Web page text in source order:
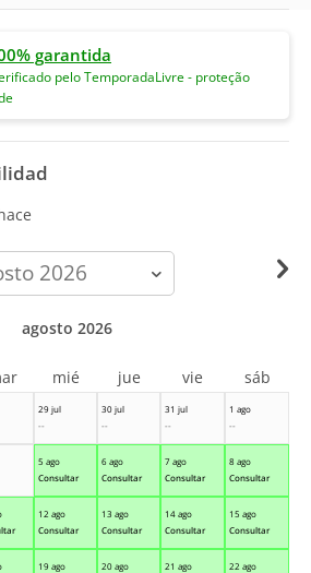
garantida
pelo TemporadaLivre - proteção
29 jul
--
30 jul
--
31 jul
--
1 ago
--
5 ago
Consultar
6 ago
Consultar
7 ago
Consultar
8 ago
Consultar
12 ago
Consultar
13 ago
Consultar
14 ago
Consultar
15 ago
Consultar
19 ago
20 ago
21 ago
22 ago
agosto 2026
mié jue vie sáb